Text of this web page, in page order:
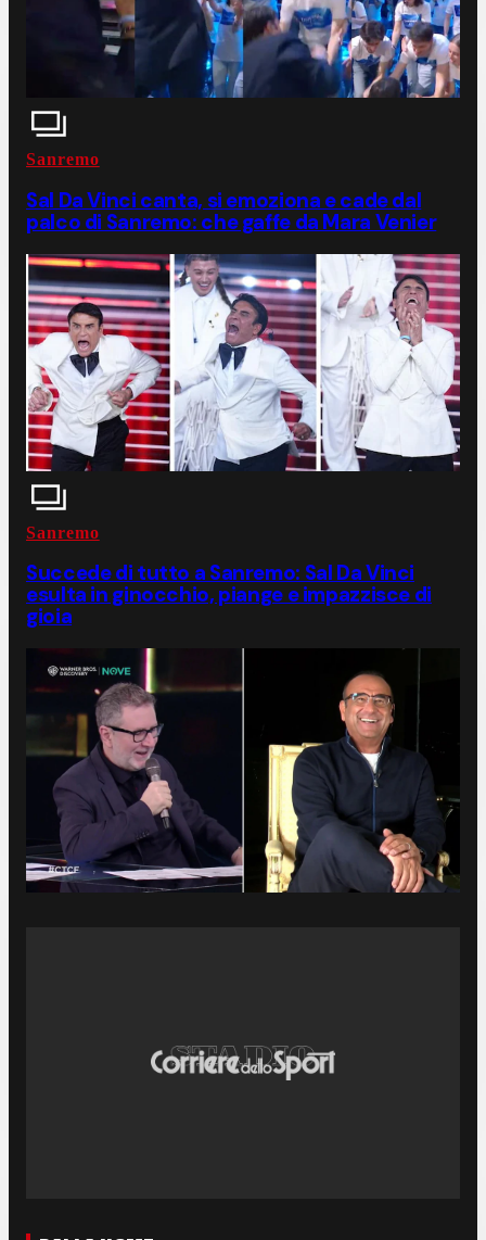
Sanremo
Sal Da Vinci canta, si emoziona e cade dal
palco di Sanremo: che gaffe da Mara Venier
Sanremo
Succede di tutto a Sanremo: Sal Da Vinci
esulta in ginocchio, piange e impazzisce di
gioia